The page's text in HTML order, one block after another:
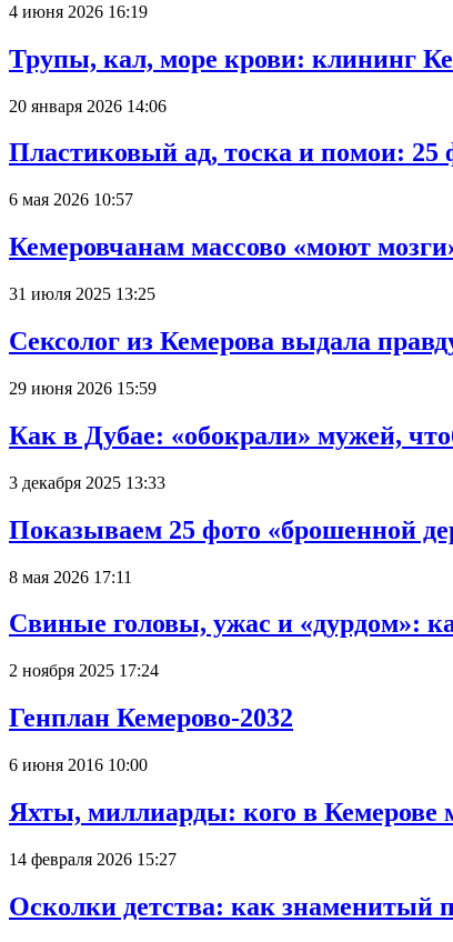
4 июня 2026 16:19
Трупы, кал, море крови: клининг
20 января 2026 14:06
Пластиковый ад, тоска и помои:
6 мая 2026 10:57
Кемеровчанам массово «моют
31 июля 2025 13:25
Сексолог из Кемерова выдала
29 июня 2026 15:59
Как в Дубае: «обокрали» мужей,
3 декабря 2025 13:33
Показываем 25 фото «брошенной
8 мая 2026 17:11
Свиные головы, ужас и «дурдом»:
2 ноября 2025 17:24
Генплан Кемерово-2032
6 июня 2016 10:00
Яхты, миллиарды: кого в Кемерове
14 февраля 2026 15:27
Осколки детства: как знаменитый